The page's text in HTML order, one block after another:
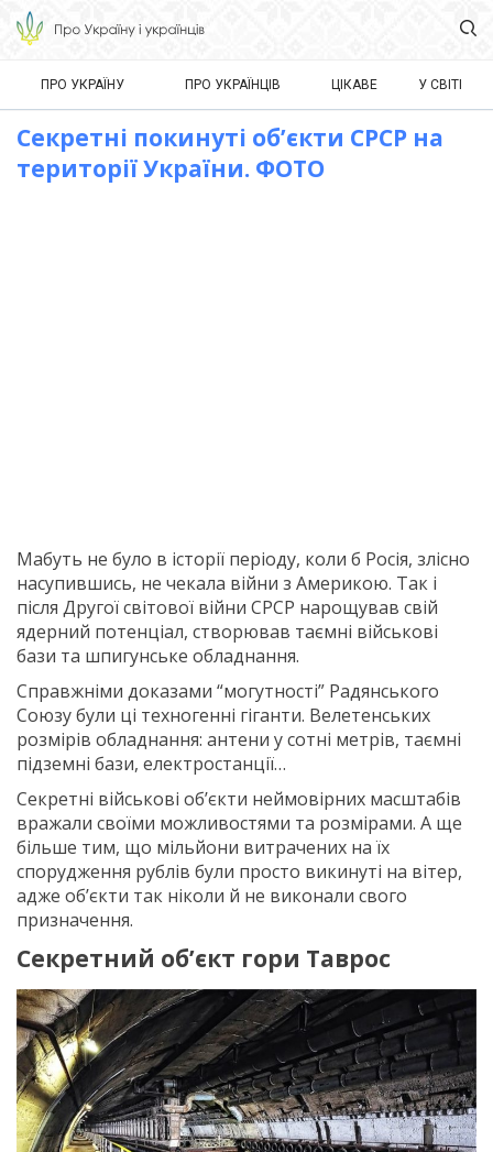
ПРО УКРАЇНУ ПРО УКРАЇНЦІВ ЦІКАВЕ У СВІТІ
Секретні покинуті об’єкти СРСР на
території України. ФОТО
Мабуть не було в історії періоду, коли б Росія, злісно
насупившись, не чекала війни з Америкою. Так і
після Другої світової війни СРСР нарощував свій
ядерний потенціал, створював таємні військові
бази та шпигунське обладнання.
Справжніми доказами “могутності” Радянського
Союзу були ці техногенні гіганти. Велетенських
розмірів обладнання: антени у сотні метрів, таємні
підземні бази, електростанції…
Секретні військові об’єкти неймовірних масштабів
вражали своїми можливостями та розмірами. А ще
більше тим, що мільйони витрачених на їх
спорудження рублів були просто викинуті на вітер,
адже об’єкти так ніколи й не виконали свого
призначення.
Секретний об’єкт гори Таврос